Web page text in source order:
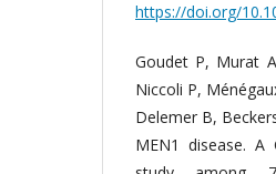
https://doi.org/
Goudet P, Murat
Niccoli Р,
Delemer B,
MEN1 disease. A